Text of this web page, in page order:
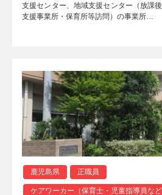
支援センター、地域支援センター（放課
支援事業所・保育所等訪問）の事業所…
鹿児島県 正職員
ケアワーカー（保育士・児童指導員など